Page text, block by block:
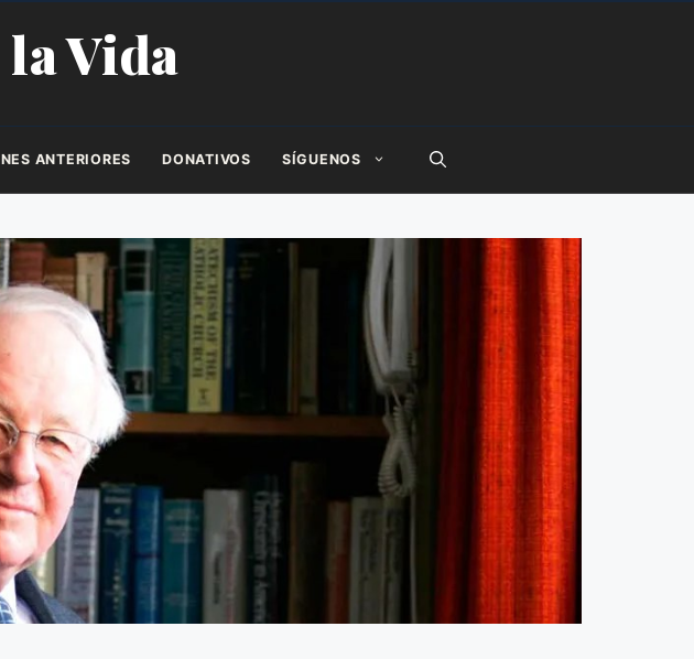
Vida
ANTERIORES DONATIVOS SÍGUENOS